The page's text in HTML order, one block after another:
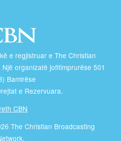
e regjistruar e The Christian
organizatë jofitimprurëse 501
Bamirëse
e Rezervuara.
CBN
The Christian Broadcasting